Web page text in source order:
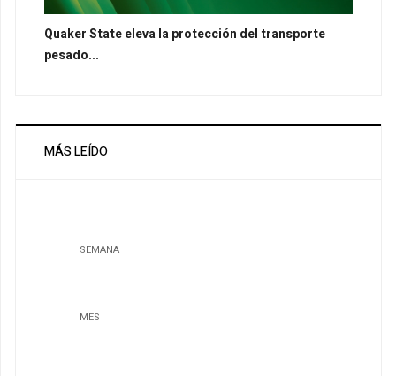
Quaker State eleva la protección del transporte
pesado...
MÁS LEÍDO
SEMANA
MES